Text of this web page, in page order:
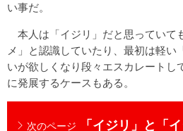
い事だ。
本人は「イジリ」だと思っていて
メ」と認識していたり、最初は軽い
いが欲しくなり段々エスカレートし
に発展するケースもある。
次のページ 「イジリ」と「